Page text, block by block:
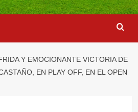
Y EMOCIONANTE VICTORIA DE
EN PLAY OFF, EN EL OPEN